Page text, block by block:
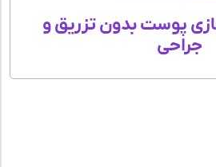
پوست بدون تزریق و
جراحی